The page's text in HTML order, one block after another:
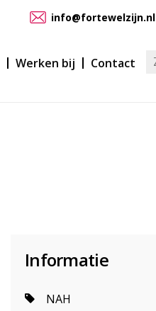
info@fortewelzijn.nl
Werken bij Contact
Informatie
NAH